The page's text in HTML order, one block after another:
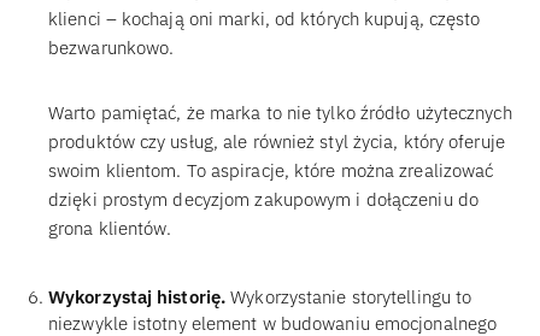
klienci – kochają oni marki, od których kupują, często
bezwarunkowo.
Warto pamiętać, że marka to nie tylko źródło użytecznych
produktów czy usług, ale również styl życia, który oferuje
swoim klientom. To aspiracje, które można zrealizować
dzięki prostym decyzjom zakupowym i dołączeniu do
grona klientów.
Wykorzystaj historię. Wykorzystanie storytellingu to
niezwykle istotny element w budowaniu emocjonalnego